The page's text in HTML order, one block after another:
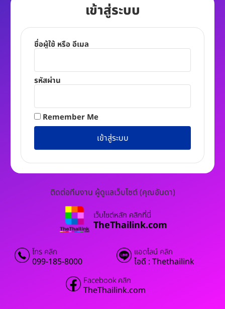
เข้าสู่ระบบ
ชื่อผู้ใช้ หรือ อีเมล
รหัสผ่าน
Remember Me
เข้าสู่ระบบ
ติดต่อทีมงาน ผู้ดูแลเว็บไซต์ (คุณอันดา)
เว็บไซต์หลัก คลิกที่นี่
TheThailink.com
โทร คลิก
099-185-8000
แอดไลน์ คลิก
ไอดี : Thethailink
Facebook คลิก
TheThailink.com